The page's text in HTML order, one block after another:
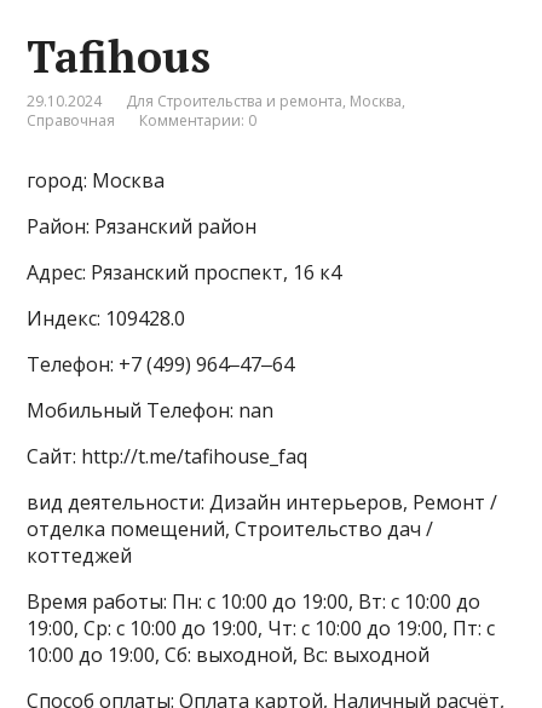
Tafihous
29.10.2024 Для Строительства и ремонта, Москва,
Справочная
Комментарии: 0
город: Москва
Район: Рязанский район
Адрес: Рязанский проспект, 16 к4
Индекс: 109428.0
Телефон: +7 (499) 964‒47‒64
Мобильный Телефон: nan
Сайт: http://t.me/tafihouse_faq
вид деятельности: Дизайн интерьеров, Ремонт /
отделка помещений, Строительство дач /
коттеджей
Время работы: Пн: с 10:00 до 19:00, Вт: с 10:00 до
19:00, Ср: с 10:00 до 19:00, Чт: с 10:00 до 19:00, Пт: с
10:00 до 19:00, Сб: выходной, Вс: выходной
Способ оплаты: Оплата картой, Наличный расчёт,